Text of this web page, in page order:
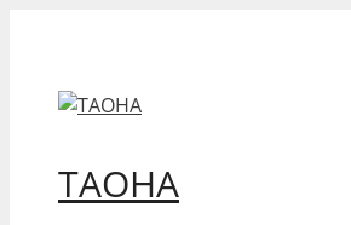
TAOHA